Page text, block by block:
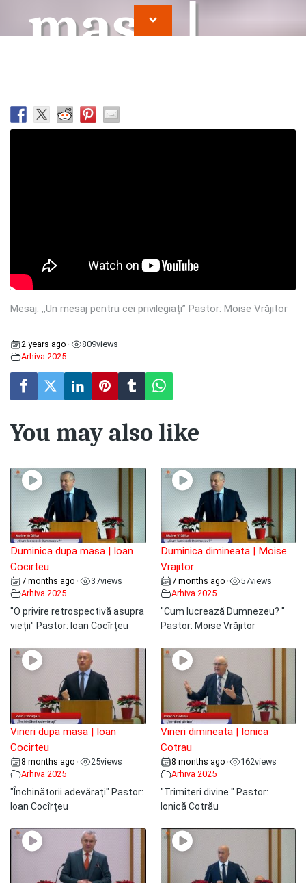
masa |
Moise
Mesaj: ,,Un mesaj pentru cei privilegiați” Pastor: Moise Vrăjitor
2 years ago • 809views
Arhiva 2025
You may also like
Duminica dupa masa | Ioan
Cocirteu
7 months ago • 37views
Arhiva 2025
"O privire retrospectivă asupra
vieții" Pastor: Ioan Cocîrțeu
Duminica dimineata | Moise
Vrajitor
7 months ago • 57views
Arhiva 2025
"Cum lucrează Dumnezeu? "
Pastor: Moise Vrăjitor
Vineri dupa masa | Ioan
Cocirteu
8 months ago • 25views
Arhiva 2025
"Închinătorii adevărați" Pastor:
Ioan Cocîrțeu
Vineri dimineata | Ionica
Cotrau
8 months ago • 162views
Arhiva 2025
"Trimiteri divine " Pastor:
Ionică Cotrău